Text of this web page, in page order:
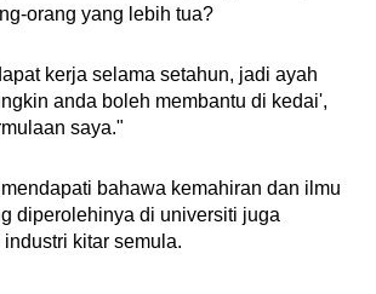
orang yang lebih tua?
kerja selama setahun, jadi ayah
anda boleh membantu di kedai',
saya."
bahawa kemahiran dan ilmu
diperolehinya di universiti juga
kitar semula.